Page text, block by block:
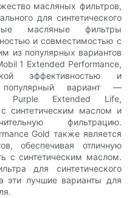
масляных фильтров,
для синтетического
масляные фильтры
и совместимостью с
из популярных вариантов
1 Extended Performance,
эффективностью и
популярный вариант —
Purple Extended Life,
синтетическим маслом и
фильтрацию.
Gold также является
обеспечивая отличную
с синтетическим маслом.
для синтетического
эти лучшие варианты для